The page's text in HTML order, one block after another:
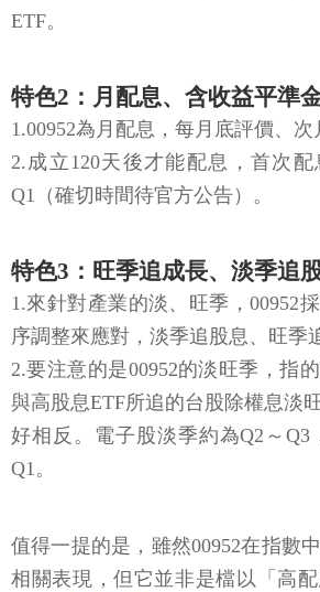
ETF。
特色2：月配息、含收益平準
1.00952為月配息，每月底評價、次
2.成立120天後才能配息，首次配
Q1（確切時間待官方公告）。
特色3：旺季追成長、淡季追
1.來針對產業的淡、旺季，00952
序調整來應對，淡季追股息、旺季
2.要注意的是00952的淡旺季，指
與高股息ETF所追的台股除權息淡
好相反。電子股淡季約為Q2～Q3
Q1。
值得一提的是，雖然00952在指數
相關表現，但它並非是檔以「高